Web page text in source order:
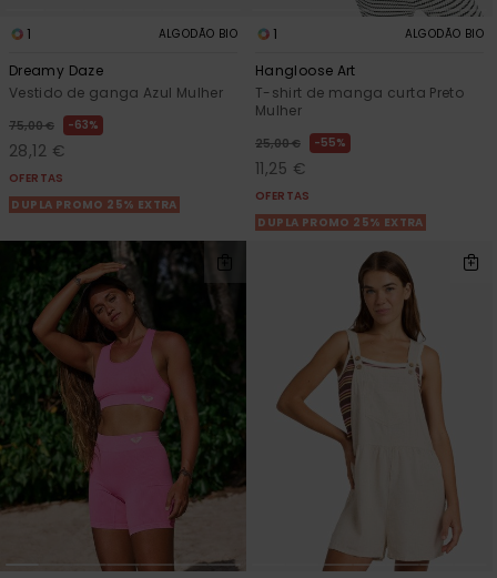
1 ALGODÃO BIO
Dreamy Daze
Vestido de ganga Azul Mulher
75,00 € 63%
28,12 €
OFERTAS
DUPLA PROMO 25% EXTRA
1 ALGODÃO BIO
Hangloose Art
T-shirt de manga curta Preto
Mulher
25,00 € 55%
11,25 €
OFERTAS
DUPLA PROMO 25% EXTRA